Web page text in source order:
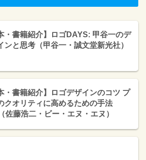
・書籍紹介】ロゴDAYS: 甲谷一のデ
ンと思考（甲谷一・誠文堂新光社）
・書籍紹介】ロゴデザインのコツ プ
クオリティに高めるための手法
佐藤浩二・ビー・エヌ・エヌ）